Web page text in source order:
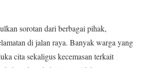
sorotan dari berbagai pihak,
di jalan raya. Banyak warga yang
cita sekaligus kecemasan terkait